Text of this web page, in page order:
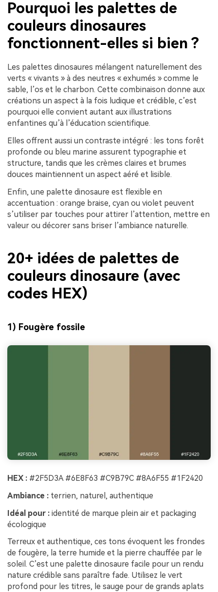
Pourquoi les palettes de
couleurs dinosaures
fonctionnent-elles si bien ?
Les palettes dinosaures mélangent naturellement des
verts « vivants » à des neutres « exhumés » comme le
sable, l’os et le charbon. Cette combinaison donne aux
créations un aspect à la fois ludique et crédible, c’est
pourquoi elle convient autant aux illustrations
enfantines qu’à l’éducation scientifique.
Elles offrent aussi un contraste intégré : les tons forêt
profonde ou bleu marine assurent typographie et
structure, tandis que les crèmes claires et brumes
douces maintiennent un aspect aéré et lisible.
Enfin, une palette dinosaure est flexible en
accentuation : orange braise, cyan ou violet peuvent
s’utiliser par touches pour attirer l’attention, mettre en
valeur ou décorer sans briser l’ambiance naturelle.
20+ idées de palettes de
couleurs dinosaure (avec
codes HEX)
1) Fougère fossile
HEX : #2F5D3A #6E8F63 #C9B79C #8A6F55 #1F2420
Ambiance : terrien, naturel, authentique
Idéal pour : identité de marque plein air et packaging
écologique
Terreux et authentique, ces tons évoquent les frondes
de fougère, la terre humide et la pierre chauffée par le
soleil. C’est une palette dinosaure facile pour un rendu
nature crédible sans paraître fade. Utilisez le vert
profond pour les titres, le sauge pour de grands aplats